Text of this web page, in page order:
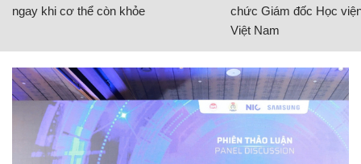
ngay khi cơ thể còn khỏe
chức Giám đốc Học
Việt Nam